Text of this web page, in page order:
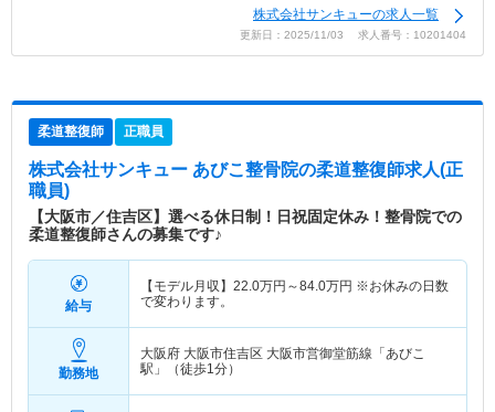
株式会社サンキューの求人一覧
更新日：2025/11/03 求人番号：10201404
柔道整復師 正職員
株式会社サンキュー あびこ整骨院の柔道整復師求人(正
職員)
【大阪市／住吉区】選べる休日制！日祝固定休み！整骨院での
柔道整復師さんの募集です♪
給与
【モデル月収】 22.0万円～84.0万円 ※お休みの日数
で変わります。
勤務地
大阪府 大阪市住吉区 大阪市営御堂筋線「あびこ
駅」（徒歩1分）